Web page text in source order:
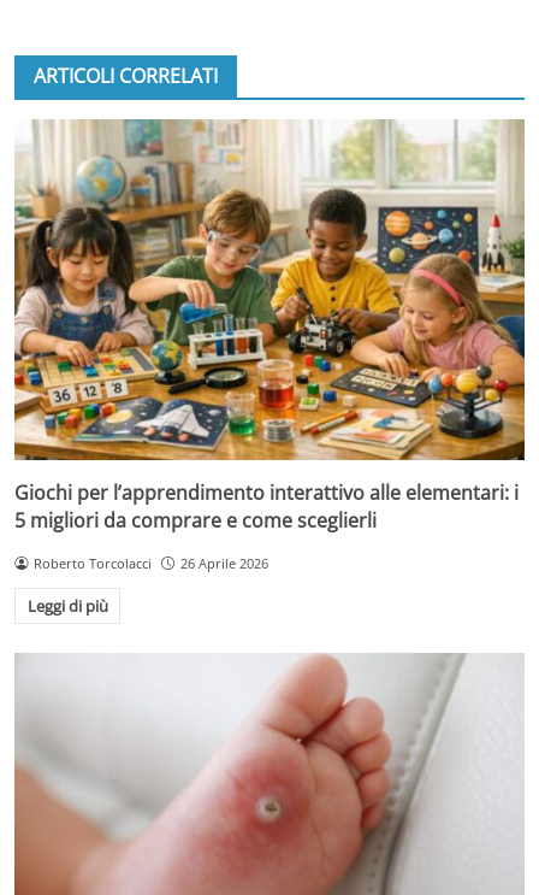
ARTICOLI CORRELATI
Giochi per l’apprendimento interattivo alle elementari: i
5 migliori da comprare e come sceglierli
Roberto Torcolacci 26 Aprile 2026
Leggi di più